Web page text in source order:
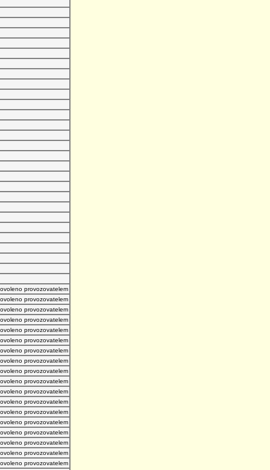
provozovatelem
provozovatelem
provozovatelem
provozovatelem
provozovatelem
provozovatelem
provozovatelem
provozovatelem
provozovatelem
provozovatelem
provozovatelem
provozovatelem
provozovatelem
provozovatelem
provozovatelem
provozovatelem
provozovatelem
provozovatelem